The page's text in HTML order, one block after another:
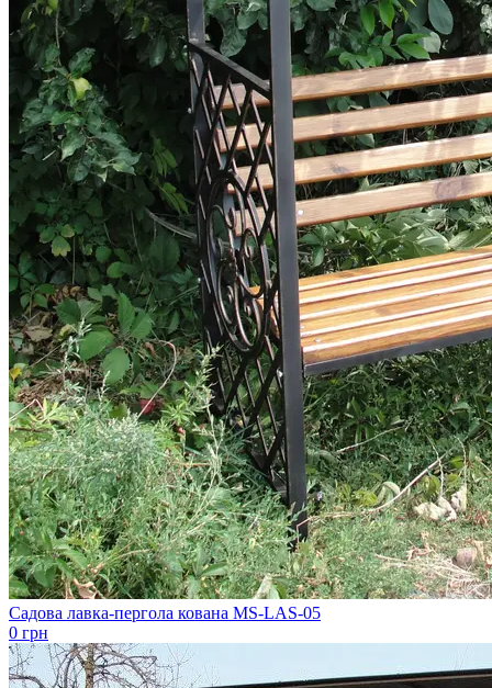
Садова лавка-пергола кована MS-LAS-05
0 грн